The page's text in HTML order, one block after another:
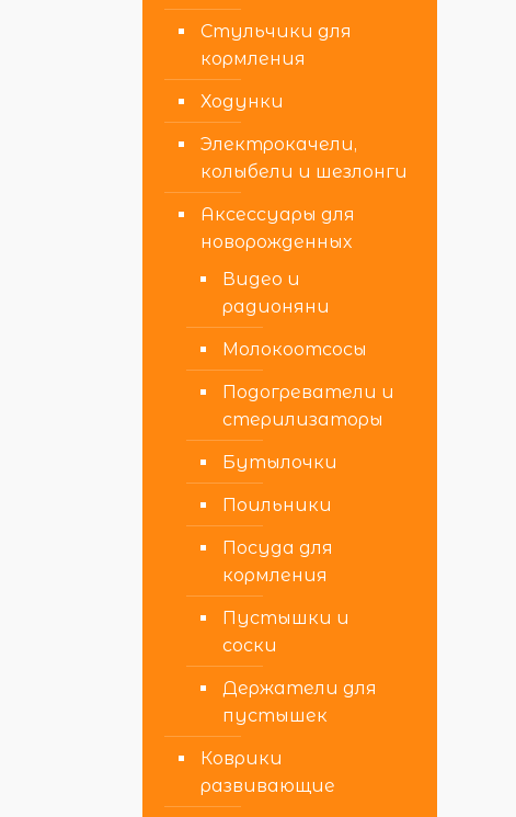
Стульчики для
кормления
Ходунки
Электрокачели,
колыбели и шезлонги
Аксессуары для
новорожденных
Видео и
радионяни
Молокоотсосы
Подогреватели и
стерилизаторы
Бутылочки
Поильники
Посуда для
кормления
Пустышки и
соски
Держатели для
пустышек
Коврики
развивающие